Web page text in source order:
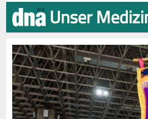
Unser